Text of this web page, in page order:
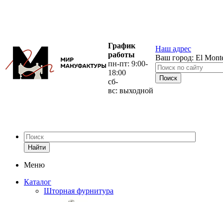
График
работы
пн-пт: 9:00-
18:00
сб-
вс: выходной
Наш адрес
Ваш город: El
Найти
Меню
Каталог
Шторная фурнитура